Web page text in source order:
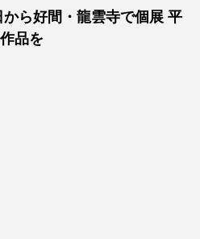
ら好間・龍雲寺で個展 平
品を